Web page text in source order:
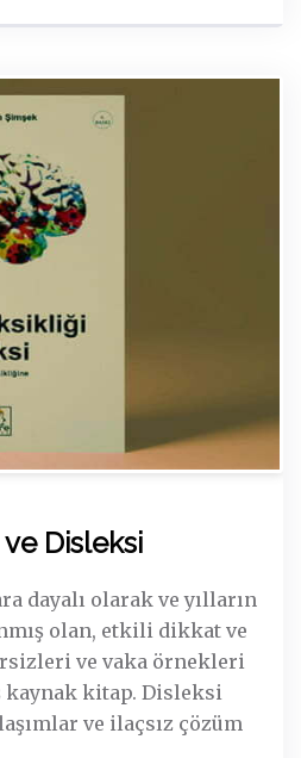
Disleksi
dayalı olarak ve yılların
olan, etkili dikkat ve
ve vaka örnekleri
kitap. Disleksi
ve ilaçsız çözüm